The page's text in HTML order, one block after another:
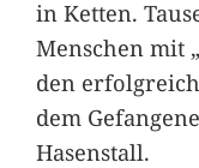
in Ketten.
Menschen mit
den
dem
Hasenstall.